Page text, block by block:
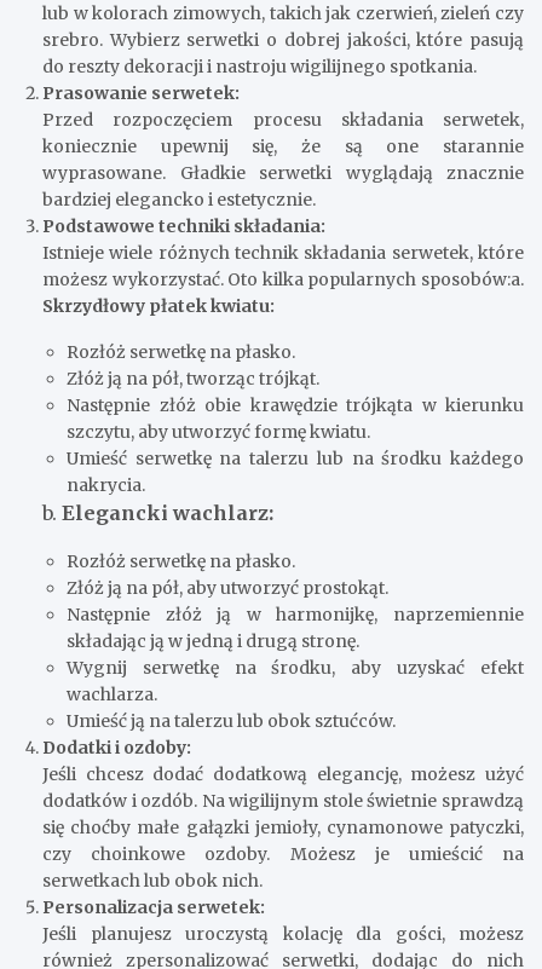
lub w kolorach zimowych, takich jak czerwień, zieleń czy
srebro. Wybierz serwetki o dobrej jakości, które pasują
do reszty dekoracji i nastroju wigilijnego spotkania.
Prasowanie serwetek:
Przed rozpoczęciem procesu składania serwetek,
koniecznie upewnij się, że są one starannie
wyprasowane. Gładkie serwetki wyglądają znacznie
bardziej elegancko i estetycznie.
Podstawowe techniki składania:
Istnieje wiele różnych technik składania serwetek, które
możesz wykorzystać. Oto kilka popularnych sposobów:a.
Skrzydłowy płatek kwiatu:
Rozłóż serwetkę na płasko.
Złóż ją na pół, tworząc trójkąt.
Następnie złóż obie krawędzie trójkąta w kierunku
szczytu, aby utworzyć formę kwiatu.
Umieść serwetkę na talerzu lub na środku każdego
nakrycia.
b. Elegancki wachlarz:
Rozłóż serwetkę na płasko.
Złóż ją na pół, aby utworzyć prostokąt.
Następnie złóż ją w harmonijkę, naprzemiennie
składając ją w jedną i drugą stronę.
Wygnij serwetkę na środku, aby uzyskać efekt
wachlarza.
Umieść ją na talerzu lub obok sztućców.
Dodatki i ozdoby:
Jeśli chcesz dodać dodatkową elegancję, możesz użyć
dodatków i ozdób. Na wigilijnym stole świetnie sprawdzą
się choćby małe gałązki jemioły, cynamonowe patyczki,
czy choinkowe ozdoby. Możesz je umieścić na
serwetkach lub obok nich.
Personalizacja serwetek:
Jeśli planujesz uroczystą kolację dla gości, możesz
również zpersonalizować serwetki, dodając do nich